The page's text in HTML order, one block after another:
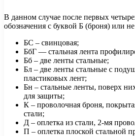
В данном случае после первых
обозначения с буквой Б (броня) или
БС – свинцовая;
БбГ — стальная лента
Бб – две ленты стальные;
Бл – две ленты стальные с
пластиковых лент;
Бн – стальные ленты, поверх
для защиты;
К – проволочная броня,
стали;
Д – оплетка из стали, 2-мя
П – оплетка плоской стальной